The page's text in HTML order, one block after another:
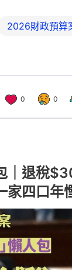
2026財政預算
0 0
｜退稅
四口年